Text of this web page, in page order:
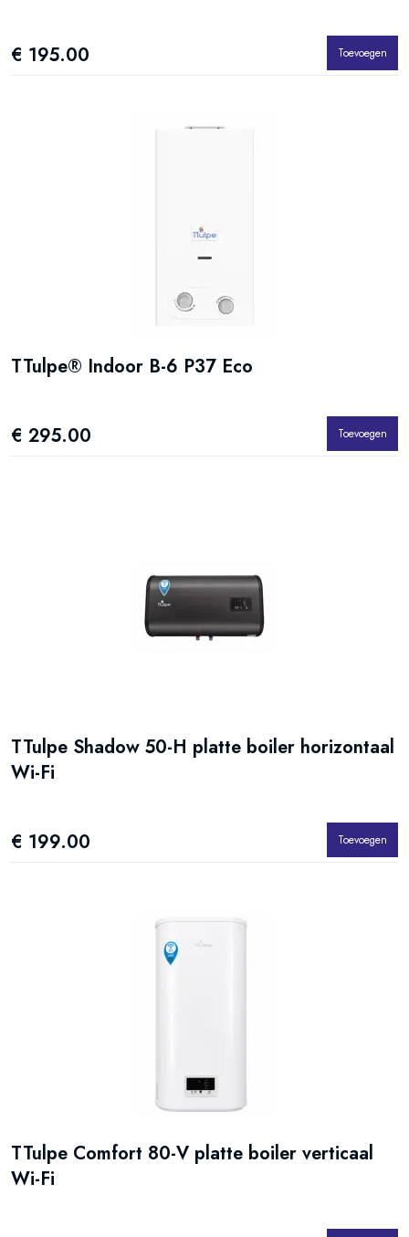
€ 195.00 Toevoegen
TTulpe® Indoor B-6 P37 Eco
€ 295.00 Toevoegen
TTulpe Shadow 50-H platte boiler horizontaal
Wi-Fi
€ 199.00 Toevoegen
TTulpe Comfort 80-V platte boiler verticaal
Wi-Fi